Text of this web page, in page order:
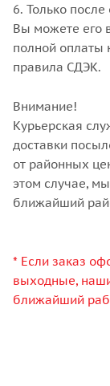
6. Только
Вы можете его
полной оплаты
правила СДЭК.
Внимание!
Курьерская
доставки
от районных
этом случае,
ближайший
* Если заказ
выходные,
ближайший